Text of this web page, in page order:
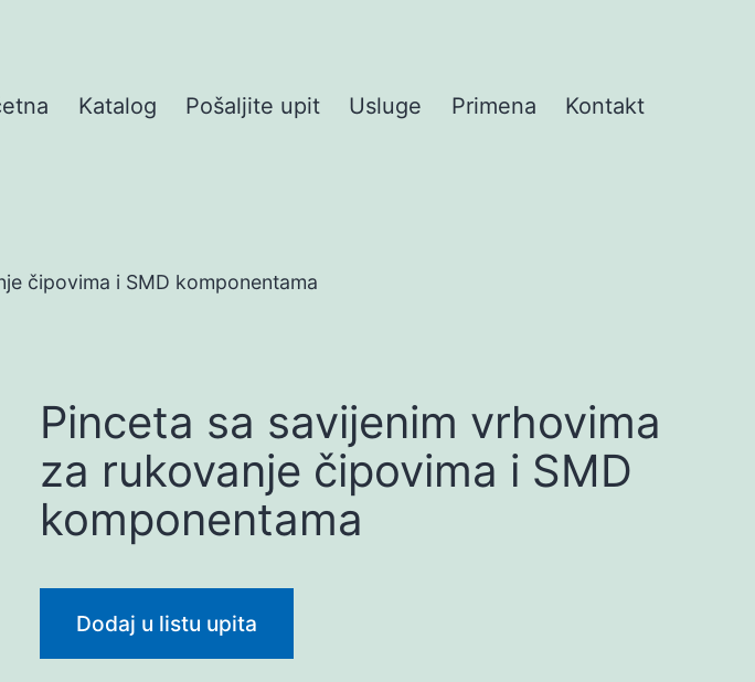
Katalog Pošaljite upit Usluge Primena Kontakt
čipovima i SMD komponentama
Pinceta sa savijenim vrhovima
za rukovanje čipovima i SMD
komponentama
Dodaj u listu upita